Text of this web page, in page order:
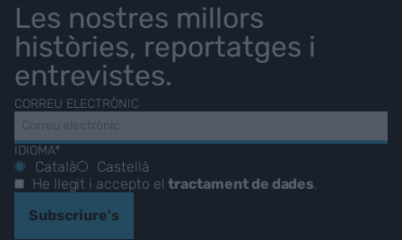
Les nostres millors
històries, reportatges i
entrevistes.
CORREU ELECTRÒNIC
IDIOMA*
Català
Castellà
He llegit i accepto eltractament de dades.
Subscriure's